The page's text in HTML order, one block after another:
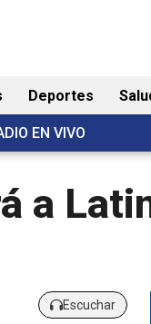
Deportes
EN VIVO
a
Escuchar